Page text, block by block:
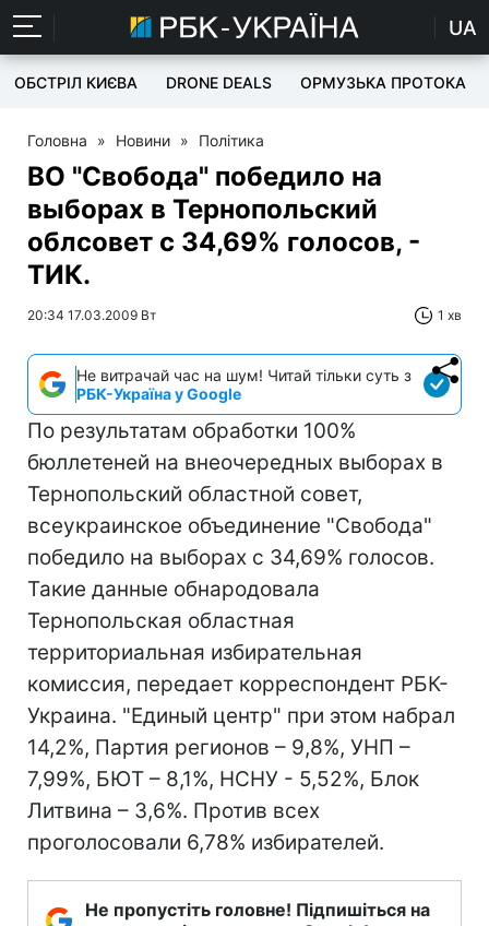
UA
ОБСТРІЛ КИЄВА DRONE DEALS ОРМУЗЬКА ПРОТОКА
Головна » Новини » Політика
ВО "Свобода" победило на
выборах в Тернопольский
облсовет с 34,69% голосов, -
ТИК.
20:34 17.03.2009 Вт 1 хв
Не витрачай час на шум! Читай тільки суть з
РБК-Україна у Google
По результатам обработки 100%
бюллетеней на внеочередных выборах в
Тернопольский областной совет,
всеукраинское объединение "Свобода"
победило на выборах с 34,69% голосов.
Такие данные обнародовала
Тернопольская областная
территориальная избирательная
комиссия, передает корреспондент РБК-
Украина. "Единый центр" при этом набрал
14,2%, Партия регионов – 9,8%, УНП –
7,99%, БЮТ – 8,1%, НСНУ - 5,52%, Блок
Литвина – 3,6%. Против всех
проголосовали 6,78% избирателей.
Не пропустіть головне! Підпишіться на